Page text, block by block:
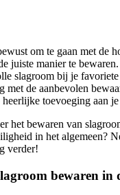
om te gaan met de
juiste manier te
slagroom bij je favoriete
met de aanbevolen
toevoeging aan
het bewaren van
in het algemeen?
verder!
bewaren in